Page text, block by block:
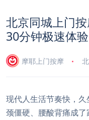
北京同城上门
30分钟极速体验
摩耶上门按摩
现代人生活节奏快，
颈僵硬、腰酸背痛成